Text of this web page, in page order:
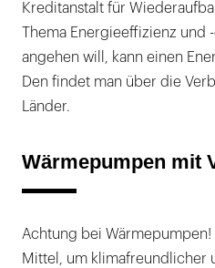
Kreditanstalt für
Thema Energieeffizienz und
angehen will, kann einen
Den findet man über die
Länder.
Wärmepumpen mit
Achtung bei Wärmepumpen!
Mittel, um klimafreundlicher